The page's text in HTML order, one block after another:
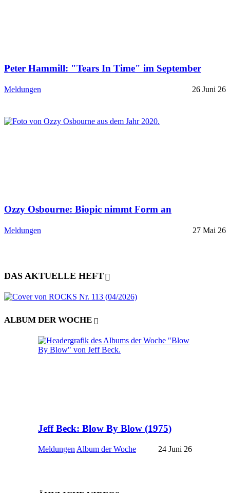
Peter Hammill: "Tears In Time" im September
Meldungen 26 Juni 26
Ozzy Osbourne: Biopic nimmt Form an
Meldungen 27 Mai 26
DAS AKTUELLE HEFT
ALBUM DER WOCHE
Jeff Beck: Blow By Blow (1975)
Meldungen Album der Woche 24 Juni 26